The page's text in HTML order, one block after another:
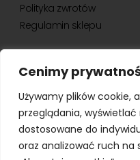
Cenimy
Używamy plików cookie,
przeglądania,
dostosowane do
oraz analizować ruch na
Polityka zwrotów
Regulamin sklepu
Bądź na bieżąco,